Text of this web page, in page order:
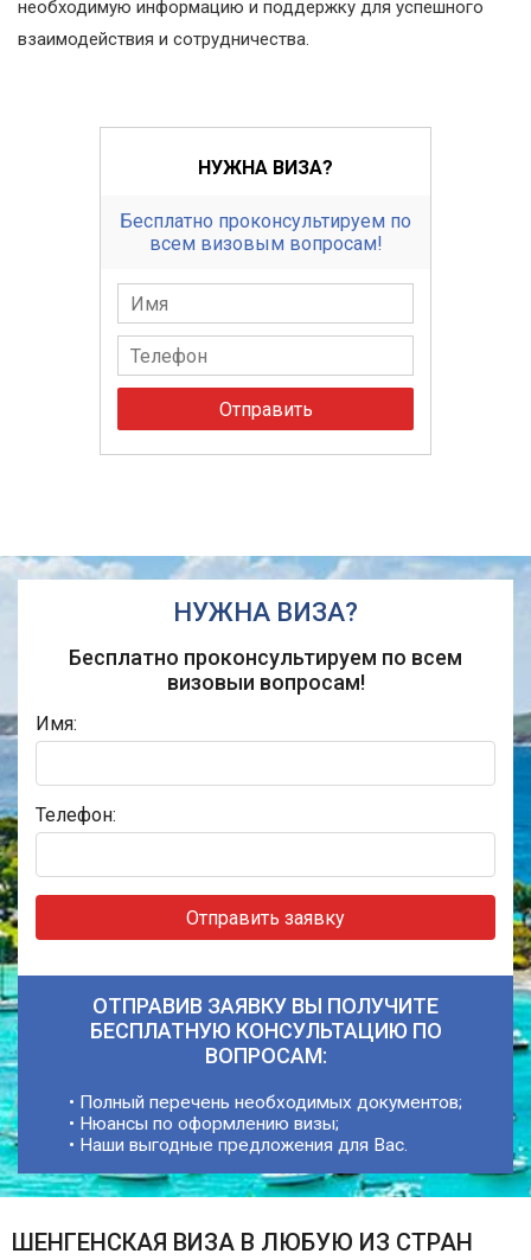
необходимую информацию и поддержку для успешного
взаимодействия и сотрудничества.
НУЖНА ВИЗА?
Бесплатно проконсультируем по
всем визовым вопросам!
Отправить
НУЖНА ВИЗА?
Бесплатно проконсультируем по всем
визовыи вопросам!
Имя:
Телефон:
Отправить заявку
ОТПРАВИВ ЗАЯВКУ ВЫ ПОЛУЧИТЕ
БЕСПЛАТНУЮ КОНСУЛЬТАЦИЮ ПО
ВОПРОСАМ:
• Полный перечень необходимых документов;
• Нюансы по оформлению визы;
• Наши выгодные предложения для Вас.
ШЕНГЕНСКАЯ ВИЗА В ЛЮБУЮ ИЗ СТРАН